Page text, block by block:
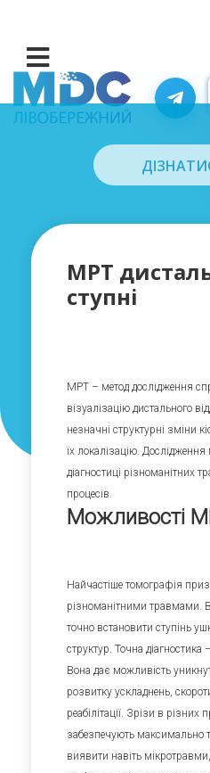
МРТ
ступні
МРТ – метод дослідження
візуалізацію дистального
незначні структурні зміни
їх локалізацію.
діагностиці різноманітних
процесів.
Можливості
Найчастіше томографія
різноманітними травмами.
точно встановити ступінь
структур. Точна
Вона дає можливість
розвитку ускладнень,
реабілітації. Зрізи в
забезпечують максимально
виявити навіть